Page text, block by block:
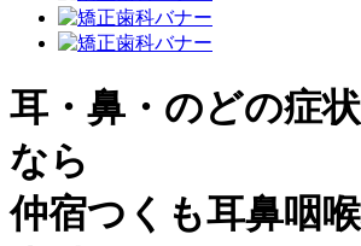
耳・鼻・のどの症
なら
仲宿つくも耳鼻咽